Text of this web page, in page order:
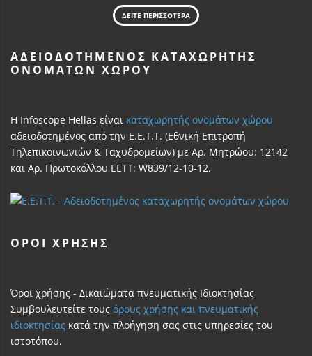
ΔΕΙΤΕ ΠΕΡΙΣΣΟΤΕΡΑ
ΑΔΕΙΟΔΟΤΗΜΈΝΟΣ ΚΑΤΑΧΩΡΗΤΉΣ
ΟΝΟΜΆΤΩΝ ΧΏΡΟΥ
Η Infoscope Hellas είναι καταχωρητής ονομάτων χώρου
αδειοδοτημένος από την Ε.Ε.Τ.Τ. (Εθνική Επιτροπή
Τηλεπικοινωνιών & Ταχυδρομείων) με Αρ. Μητρώου: 12142
και Αρ. Πρωτοκόλλου ΕΕΤΤ: W839/12-10-12.
ΌΡΟΙ ΧΡΗΣΗΣ
Όροι χρήσης - Δικαιώματα πνευματικής Ιδιοκτησίας
Συμβουλευτείτε τους όρους χρήσης και πνευματικής
ιδιοκτησίας κατά την πλοήγηση σας στις υπηρεσίες του
ιστοτόπου.